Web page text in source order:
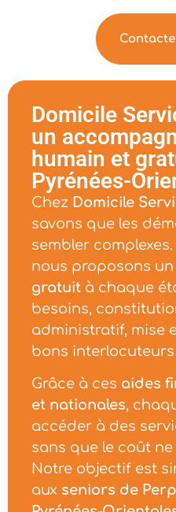
Domicile
un
humain et
Pyrénées-
Chez Domicile
savons que les
sembler
nous proposons un
gratuit à chaque
besoins,
administratif, mise
bons
Grâce à ces aides
et nationales,
accéder à des
sans que le coût
Notre objectif est
aux seniors de